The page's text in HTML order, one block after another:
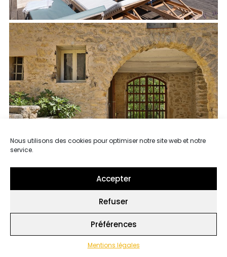
Nous utilisons des cookies pour optimiser notre site web et notre
service.
Accepter
Refuser
Préférences
Mentions légales